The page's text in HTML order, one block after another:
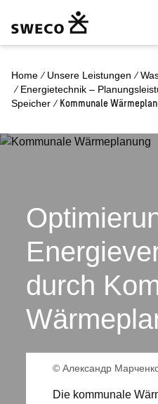
Home / Unsere Leistungen /
/ Energietechnik –
Speicher / Kommunale
durch
© Александр
Die kommunale